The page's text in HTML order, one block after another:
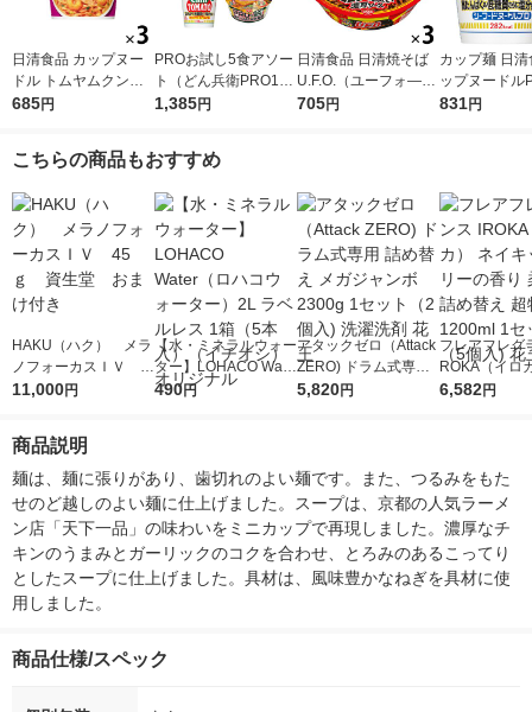
日清食品 カップヌー
ドル トムヤムクンヌ
ードル [世界3大スー
ップラーメン/スープ
685円
PROお試し5食アソー
ト（どん兵衛PRO1食
＋カップヌードルPR
1,385円
日清食品 日清焼そば
U.F.O.（ユーフォ―）
128g カップ麺 カップ
705円
カップ麺 日
ップヌードル
ーフード(プ
831円
こちらの商品もおすすめ
HAKU（ハク） メラ
ノフォーカスＩＶ 4
5ｇ 資生堂 おまけ
11,000円
【水・ミネラルウォー
ター】LOHACO Wate
r（ロハコウォータ
490円
アタックゼロ（Attack
ZERO) ドラム式専用
詰め替え メガジャン
5,820円
フレアフレグ
ROKA（イロ
イキッドリリ
6,582円
商品説明
麺は、麺に張りがあり、歯切れのよい麺です。また、つるみをもた
せのど越しのよい麺に仕上げました。スープは、京都の人気ラーメ
ン店「天下一品」の味わいをミニカップで再現しました。濃厚なチ
キンのうまみとガーリックのコクを合わせ、とろみのあるこってり
としたスープに仕上げました。具材は、風味豊かなねぎを具材に使
用しました。
商品仕様/スペック